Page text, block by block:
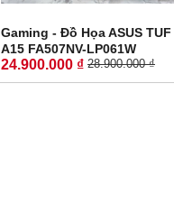
Gaming - Đồ Họa ASUS TUF
A15 FA507NV-LP061W
RYZEN 7-7735HS RTX 4060
8GB GDDR6 RAM 16GB SSD
24.900.000 ₫ 28.900.000 ₫